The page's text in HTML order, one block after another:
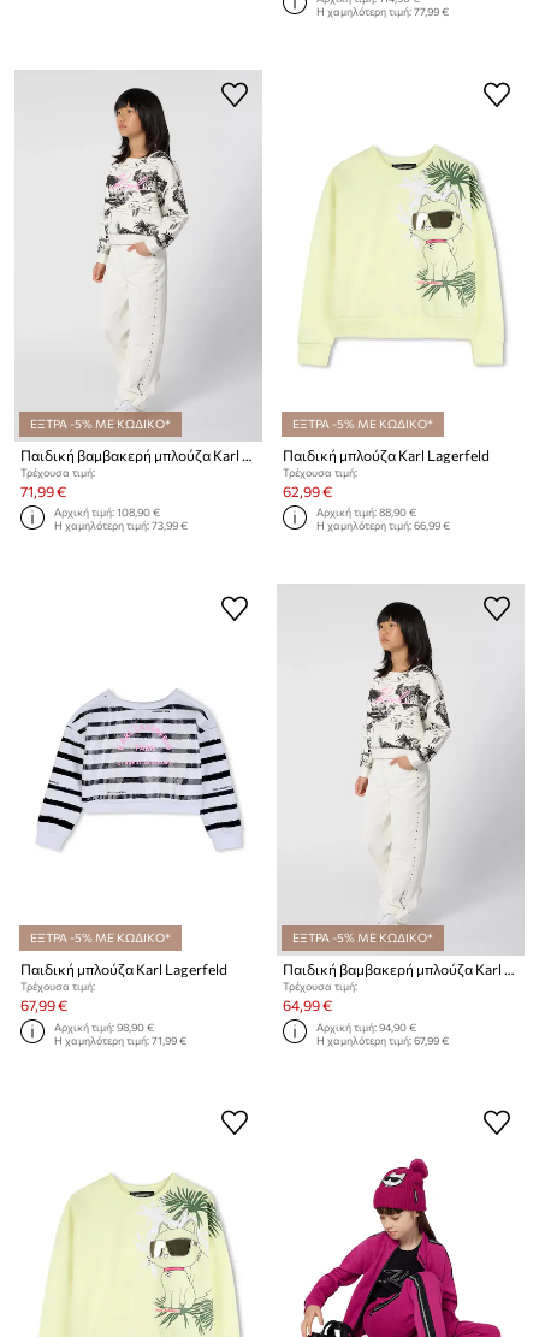
Η χαμηλότερη τιμή:77,99 €
ΕΞΤΡΑ -5% ΜΕ ΚΩΔΙΚΟ*
Τρέχουσα τιμή:
71,99 €
Αρχική τιμή:108,90 €
Η χαμηλότερη τιμή:73,99 €
ΕΞΤΡΑ -5% ΜΕ ΚΩΔΙΚΟ*
Παιδική μπλούζα Karl Lagerfeld
Τρέχουσα τιμή:
62,99 €
Αρχική τιμή:88,90 €
Η χαμηλότερη τιμή:66,99 €
ΕΞΤΡΑ -5% ΜΕ ΚΩΔΙΚΟ*
Παιδική μπλούζα Karl Lagerfeld
Τρέχουσα τιμή:
67,99 €
Αρχική τιμή:98,90 €
Η χαμηλότερη τιμή:71,99 €
ΕΞΤΡΑ -5% ΜΕ ΚΩΔΙΚΟ*
Παιδική βαμβακερή μπλούζα Karl Lagerfeld
Τρέχουσα τιμή:
64,99 €
Αρχική τιμή:94,90 €
Η χαμηλότερη τιμή:67,99 €